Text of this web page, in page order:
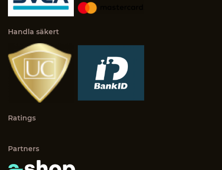
Handla säkert
Ratings
Partners